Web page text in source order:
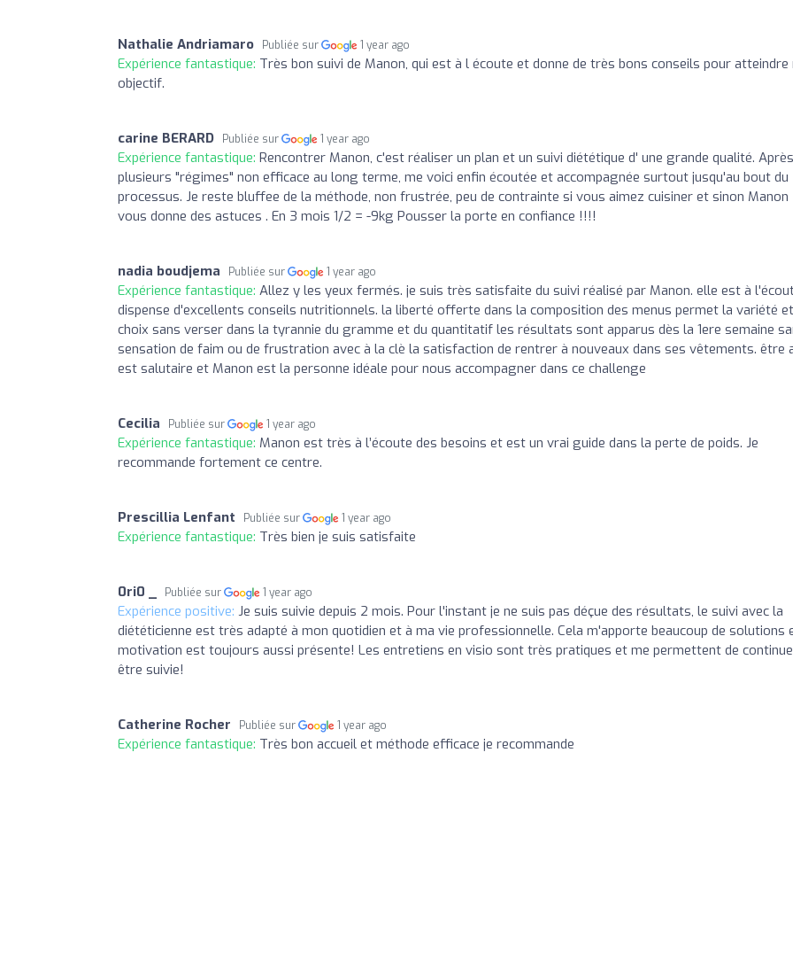
Nathalie Andriamaro Publiée sur 1 year ago
Expérience fantastique: Très bon suivi de Manon, qui est à l écoute et donne de très bons conseils pour atteindre
objectif.
carine BERARD Publiée sur 1 year ago
Expérience fantastique: Rencontrer Manon, c'est réaliser un plan et un suivi diététique d' une grande qualité. Après
plusieurs "régimes" non efficace au long terme, me voici enfin écoutée et accompagnée surtout jusqu'au bout du
processus. Je reste bluffee de la méthode, non frustrée, peu de contrainte si vous aimez cuisiner et sinon Manon
vous donne des astuces . En 3 mois 1/2 = -9kg Pousser la porte en confiance !!!!
nadia boudjema Publiée sur 1 year ago
Expérience fantastique: Allez y les yeux fermés. je suis très satisfaite du suivi réalisé par Manon. elle est à
dispense d'excellents conseils nutritionnels. la liberté offerte dans la composition des menus permet la variété
choix sans verser dans la tyrannie du gramme et du quantitatif les résultats sont apparus dès la 1ere semaine
sensation de faim ou de frustration avec à la clè la satisfaction de rentrer à nouveaux dans ses vêtements. être
est salutaire et Manon est la personne idéale pour nous accompagner dans ce challenge
Cecilia Publiée sur 1 year ago
Expérience fantastique: Manon est très à l’écoute des besoins et est un vrai guide dans la perte de poids. Je
recommande fortement ce centre.
Prescillia Lenfant Publiée sur 1 year ago
Expérience fantastique: Très bien je suis satisfaite
0ri0 _ Publiée sur 1 year ago
Expérience positive: Je suis suivie depuis 2 mois. Pour l'instant je ne suis pas déçue des résultats, le suivi avec la
diététicienne est très adapté à mon quotidien et à ma vie professionnelle. Cela m'apporte beaucoup de solutions
motivation est toujours aussi présente! Les entretiens en visio sont très pratiques et me permettent de
être suivie!
Catherine Rocher Publiée sur 1 year ago
Expérience fantastique: Très bon accueil et méthode efficace je recommande